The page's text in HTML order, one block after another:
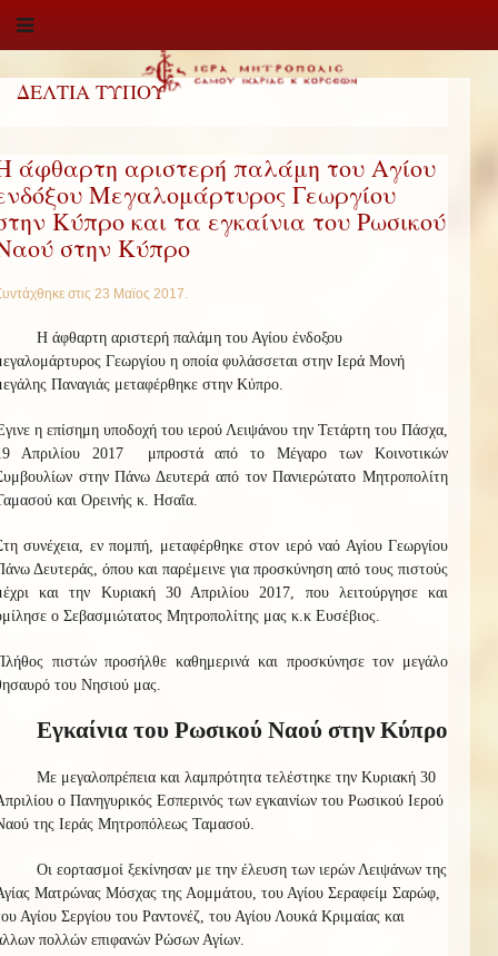
ΔΕΛΤΙΑ ΤΥΠΟΥ
άφθαρτη αριστερή παλάμη του Αγίου
Μεγαλομάρτυρος Γεωργίου
Κύπρο και τα εγκαίνια του Ρωσικού
στην Κύπρο
στις 23 Μαϊος 2017.
Η άφθαρτη αριστερή παλάμη του Αγίου ένδοξου
Γεωργίου η οποία φυλάσσεται στην Ιερά Μονή
Παναγιάς μεταφέρθηκε στην Κύπρο.
η επίσημη υποδοχή του ιερού Λειψάνου την Τετάρτη του Πάσχα,
Απριλίου 2017 μπροστά από το Μέγαρο των Κοινοτικών
στην Πάνω Δευτερά από τον Πανιερώτατο Μητροπολίτη
και Ορεινής κ. Ησαΐα.
συνέχεια, εν πομπή, μεταφέρθηκε στον ιερό ναό Αγίου Γεωργίου
Δευτεράς, όπου και παρέμεινε για προσκύνηση από τους πιστούς
και την Κυριακή 30 Απριλίου 2017, που λειτούργησε και
ο Σεβασμιώτατος Μητροπολίτης μας κ.κ Ευσέβιος.
πιστών προσήλθε καθημερινά και προσκύνησε τον μεγάλο
του Νησιού μας.
Εγκαίνια του Ρωσικού Ναού στην Κύπρο
Με μεγαλοπρέπεια και λαμπρότητα τελέστηκε την Κυριακή 30
ο Πανηγυρικός Εσπερινός των εγκαινίων του Ρωσικού Ιερού
της Ιεράς Μητροπόλεως Ταμασού.
Οι εορτασμοί ξεκίνησαν με την έλευση των ιερών Λειψάνων της
Ματρώνας Μόσχας της Αομμάτου, του Αγίου Σεραφείμ Σαρώφ,
Αγίου Σεργίου του Ραντονέζ, του Αγίου Λουκά Κριμαίας και
πολλών επιφανών Ρώσων Αγίων.